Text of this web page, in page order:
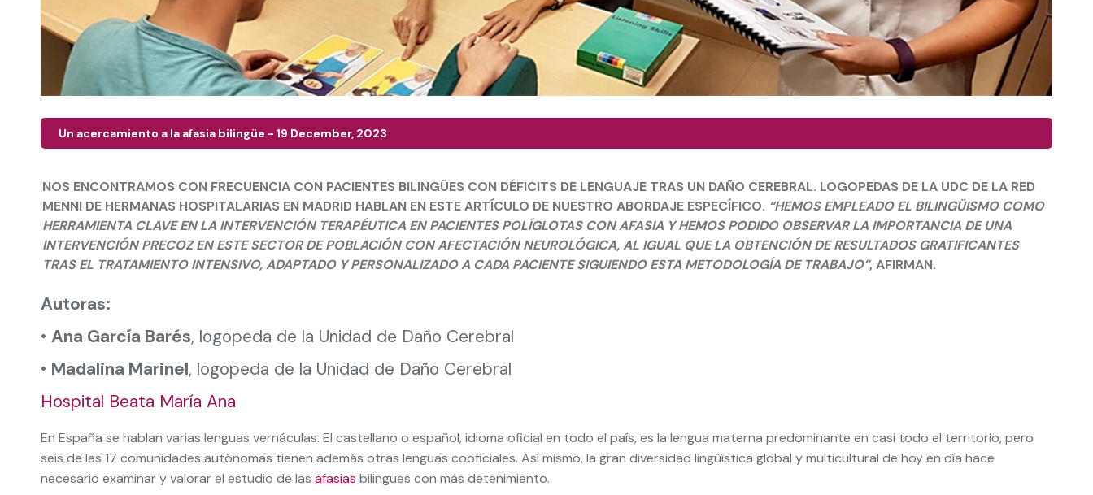
Un acercamiento a la afasia bilingüe - 19 December, 2023
NOS ENCONTRAMOS CON FRECUENCIA CON PACIENTES BILINGÜES CON DÉFICITS DE LENGUAJE TRAS UN DAÑO CEREBRAL. LOGOPEDAS DE LA UDC DE LA RED
MENNI DE HERMANAS HOSPITALARIAS EN MADRID HABLAN EN ESTE ARTÍCULO DE NUESTRO ABORDAJE ESPECÍFICO. “HEMOS EMPLEADO EL BILINGÜISMO COMO
HERRAMIENTA CLAVE EN LA INTERVENCIÓN TERAPÉUTICA EN PACIENTES POLÍGLOTAS CON AFASIA Y HEMOS PODIDO OBSERVAR LA IMPORTANCIA DE UNA
INTERVENCIÓN PRECOZ EN ESTE SECTOR DE POBLACIÓN CON AFECTACIÓN NEUROLÓGICA, AL IGUAL QUE LA OBTENCIÓN DE RESULTADOS GRATIFICANTES
TRAS EL TRATAMIENTO INTENSIVO, ADAPTADO Y PERSONALIZADO A CADA PACIENTE SIGUIENDO ESTA METODOLOGÍA DE TRABAJO”, AFIRMAN.
Autoras:
• Ana García Barés, logopeda de la Unidad de Daño Cerebral
• Madalina Marinel, logopeda de la Unidad de Daño Cerebral
Hospital Beata María Ana
En España se hablan varias lenguas vernáculas. El castellano o español, idioma oficial en todo el país, es la lengua materna predominante en casi todo el territorio, pero
seis de las 17 comunidades autónomas tienen además otras lenguas cooficiales. Así mismo, la gran diversidad lingüística global y multicultural de hoy en día hace
necesario examinar y valorar el estudio de las afasias bilingües con más detenimiento.